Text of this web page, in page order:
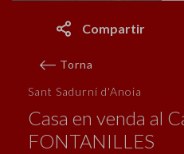
Compartir
Torna
Sant Sadurní d'Anoia
Casa en venda al
FONTANILLES